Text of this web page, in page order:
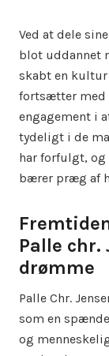
Ved at dele
blot uddannet
skabt en
fortsætter med
engagement i
tydeligt i de
har forfulgt, og
bærer præg af
Palle chr.
drømme
Palle Chr.
som en
og